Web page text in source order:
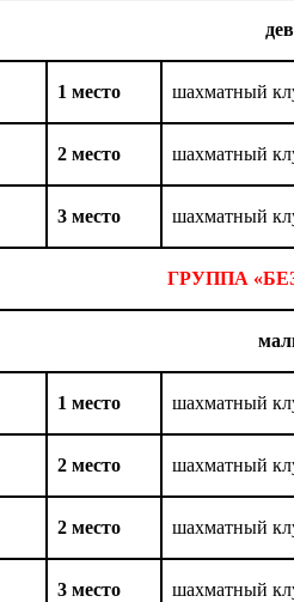
1 место шахматный
2 место шахматный
3 место шахматный
ГРУППА
1 место шахматный
2 место шахматный
2 место шахматный
3 место шахматный